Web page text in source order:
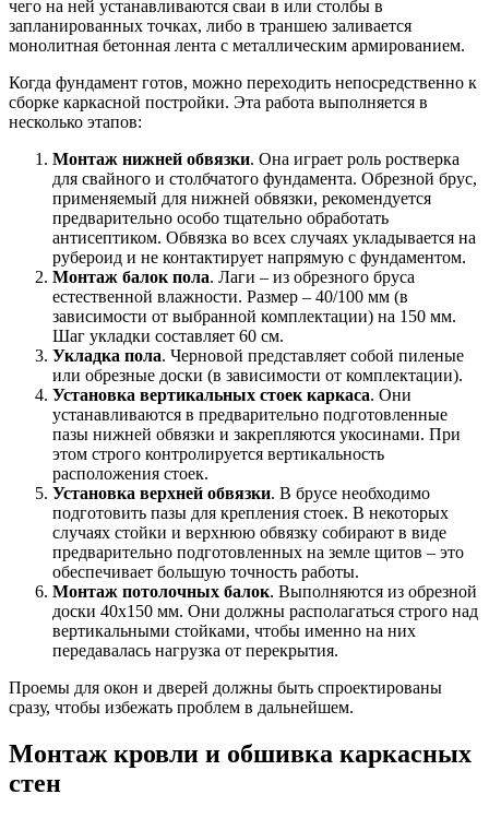
чего на ней устанавливаются сваи в или столбы в
запланированных точках, либо в траншею заливается
монолитная бетонная лента с металлическим армированием.
Когда фундамент готов, можно переходить непосредственно к
сборке каркасной постройки. Эта работа выполняется в
несколько этапов:
Монтаж нижней обвязки. Она играет роль ростверка
для свайного и столбчатого фундамента. Обрезной брус,
применяемый для нижней обвязки, рекомендуется
предварительно особо тщательно обработать
антисептиком. Обвязка во всех случаях укладывается на
рубероид и не контактирует напрямую с фундаментом.
Монтаж балок пола. Лаги – из обрезного бруса
естественной влажности. Размер – 40/100 мм (в
зависимости от выбранной комплектации) на 150 мм.
Шаг укладки составляет 60 см.
Укладка пола. Черновой представляет собой пиленые
или обрезные доски (в зависимости от комплектации).
Установка вертикальных стоек каркаса. Они
устанавливаются в предварительно подготовленные
пазы нижней обвязки и закрепляются укосинами. При
этом строго контролируется вертикальность
расположения стоек.
Установка верхней обвязки. В брусе необходимо
подготовить пазы для крепления стоек. В некоторых
случаях стойки и верхнюю обвязку собирают в виде
предварительно подготовленных на земле щитов – это
обеспечивает большую точность работы.
Монтаж потолочных балок. Выполняются из обрезной
доски 40х150 мм. Они должны располагаться строго над
вертикальными стойками, чтобы именно на них
передавалась нагрузка от перекрытия.
Проемы для окон и дверей должны быть спроектированы
сразу, чтобы избежать проблем в дальнейшем.
Монтаж кровли и обшивка каркасных
стен